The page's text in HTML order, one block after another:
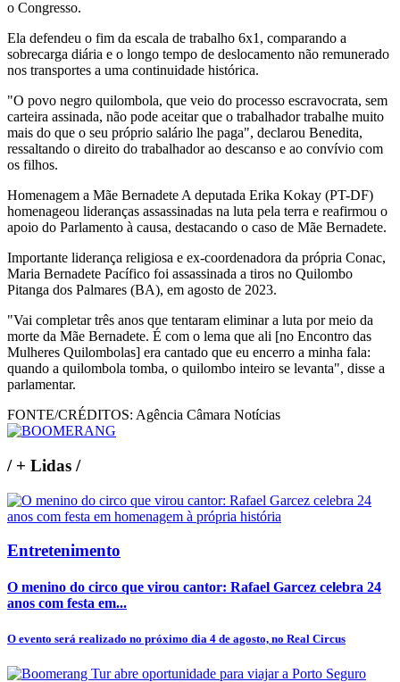
o Congresso.
Ela defendeu o fim da escala de trabalho 6x1, comparando a
sobrecarga diária e o longo tempo de deslocamento não remunerado
nos transportes a uma continuidade histórica.
"O povo negro quilombola, que veio do processo escravocrata, sem
carteira assinada, não pode aceitar que o trabalhador trabalhe muito
mais do que o seu próprio salário lhe paga", declarou Benedita,
ressaltando o direito do trabalhador ao descanso e ao convívio com
os filhos.
Homenagem a Mãe Bernadete A deputada Erika Kokay (PT-DF)
homenageou lideranças assassinadas na luta pela terra e reafirmou o
apoio do Parlamento à causa, destacando o caso de Mãe Bernadete.
Importante liderança religiosa e ex-coordenadora da própria Conac,
Maria Bernadete Pacífico foi assassinada a tiros no Quilombo
Pitanga dos Palmares (BA), em agosto de 2023.
"Vai completar três anos que tentaram eliminar a luta por meio da
morte da Mãe Bernadete. É com o lema que ali [no Encontro das
Mulheres Quilombolas] era cantado que eu encerro a minha fala:
quando a quilombola tomba, o quilombo inteiro se levanta", disse a
parlamentar.
FONTE/CRÉDITOS: Agência Câmara Notícias
/+ Lidas /
Entretenimento
O menino do circo que virou cantor: Rafael Garcez celebra 24
anos com festa em...
O evento será realizado no próximo dia 4 de agosto, no Real Circus